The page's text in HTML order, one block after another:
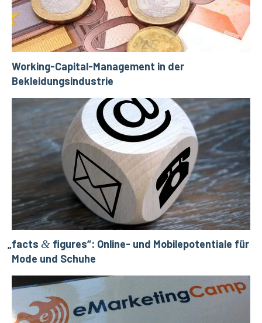
Working-Capital-Management in der
Bekleidungsindustrie
„facts &figures“: Online- und Mobilepotentiale für
Mode und Schuhe